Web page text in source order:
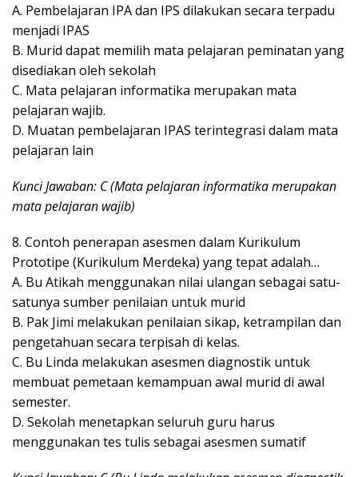
A. Pembelajaran IPA dan IPS dilakukan secara terpadu
menjadi IPAS
B. Murid dapat memilih mata pelajaran peminatan yang
disediakan oleh sekolah
C. Mata pelajaran informatika merupakan mata
pelajaran wajib.
D. Muatan pembelajaran IPAS terintegrasi dalam mata
pelajaran lain
Kunci Jawaban: C (Mata pelajaran informatika merupakan
mata pelajaran wajib)
8. Contoh penerapan asesmen dalam Kurikulum
Prototipe (Kurikulum Merdeka) yang tepat adalah…
A. Bu Atikah menggunakan nilai ulangan sebagai satu-
satunya sumber penilaian untuk murid
B. Pak Jimi melakukan penilaian sikap, ketrampilan dan
pengetahuan secara terpisah di kelas.
C. Bu Linda melakukan asesmen diagnostik untuk
membuat pemetaan kemampuan awal murid di awal
semester.
D. Sekolah menetapkan seluruh guru harus
menggunakan tes tulis sebagai asesmen sumatif